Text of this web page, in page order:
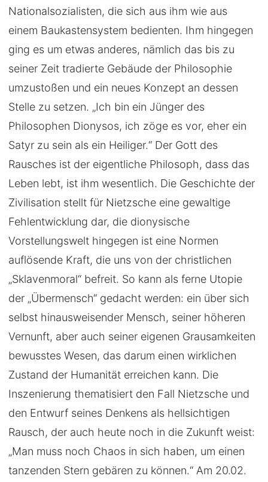
Nationalsozialisten, die sich aus ihm wie aus
einem Baukastensystem bedienten. Ihm hingegen
ging es um etwas anderes, nämlich das bis zu
seiner Zeit tradierte Gebäude der Philosophie
umzustoßen und ein neues Konzept an dessen
Stelle zu setzen. „Ich bin ein Jünger des
Philosophen Dionysos, ich zöge es vor, eher ein
Satyr zu sein als ein Heiliger.“ Der Gott des
Rausches ist der eigentliche Philosoph, dass das
Leben lebt, ist ihm wesentlich. Die Geschichte der
Zivilisation stellt für Nietzsche eine gewaltige
Fehlentwicklung dar, die dionysische
Vorstellungswelt hingegen ist eine Normen
auflösende Kraft, die uns von der christlichen
„Sklavenmoral“ befreit. So kann als ferne Utopie
der „Übermensch“ gedacht werden: ein über sich
selbst hinausweisender Mensch, seiner höheren
Vernunft, aber auch seiner eigenen Grausamkeiten
bewusstes Wesen, das darum einen wirklichen
Zustand der Humanität erreichen kann. Die
Inszenierung thematisiert den Fall Nietzsche und
den Entwurf seines Denkens als hellsichtigen
Rausch, der auch heute noch in die Zukunft weist:
„Man muss noch Chaos in sich haben, um einen
tanzenden Stern gebären zu können.“ Am 20.02.